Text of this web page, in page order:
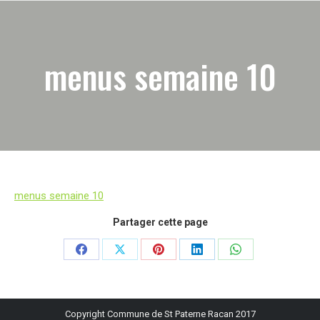
menus semaine 10
menus semaine 10
Partager cette page
Partager
Facebook
Partager
X
Partager
Pinterest
Partager
LinkedIn
Partager
WhatsApp
Copyright Commune de St Paterne Racan 2017